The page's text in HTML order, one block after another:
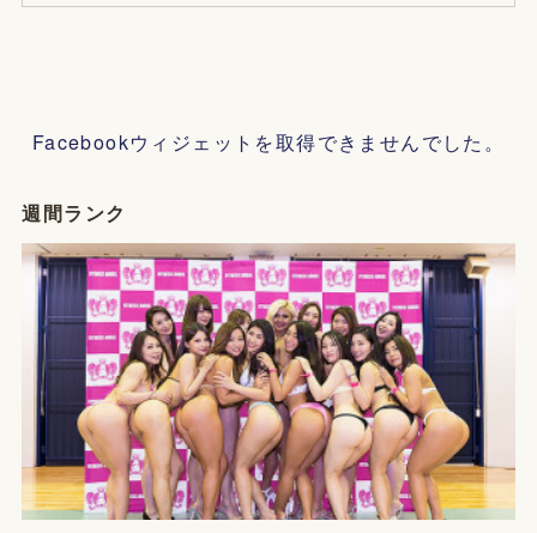
Facebookウィジェットを取得できませんでした。
週間ランク